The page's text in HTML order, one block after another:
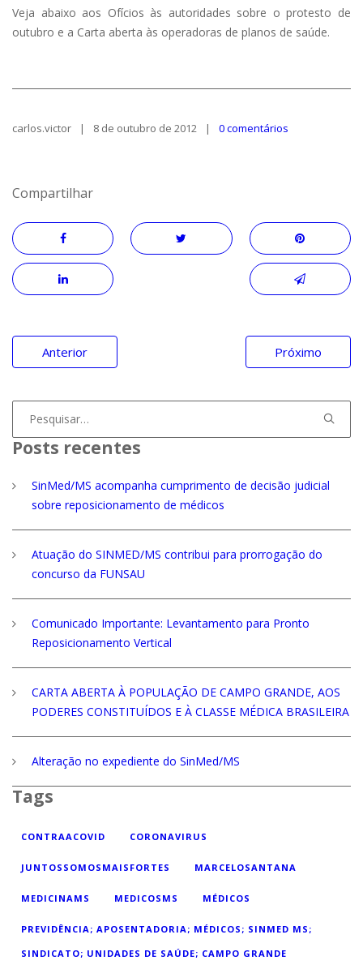
Veja abaixo aos Ofícios às autoridades sobre o protesto de
outubro e a Carta aberta às operadoras de planos de saúde.
carlos.victor 8 de outubro de 2012 0 comentários
Compartilhar
Navegação
de
Anterior Próximo
por:
Posts recentes
SinMed/MS acompanha cumprimento de decisão judicial
sobre reposicionamento de médicos
Atuação do SINMED/MS contribui para prorrogação do
concurso da FUNSAU
Comunicado Importante: Levantamento para Pronto
Reposicionamento Vertical
CARTA ABERTA À POPULAÇÃO DE CAMPO GRANDE, AOS
PODERES CONSTITUÍDOS E À CLASSE MÉDICA BRASILEIRA
Alteração no expediente do SinMed/MS
Tags
CONTRAACOVID CORONAVIRUS
JUNTOSSOMOSMAISFORTES MARCELOSANTANA
MEDICINAMS MEDICOSMS MÉDICOS
PREVIDÊNCIA; APOSENTADORIA; MÉDICOS; SINMED MS;
SINDICATO; UNIDADES DE SAÚDE; CAMPO GRANDE